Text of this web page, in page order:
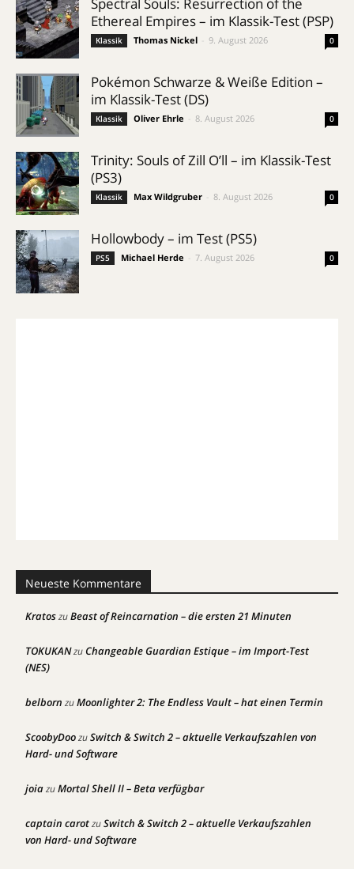
Ethereal Empires – im Klassik-Test (PSP)
Klassik Thomas Nickel 9. August 2026 0
Pokémon Schwarze & Weiße Edition –
im Klassik-Test (DS)
Klassik Oliver Ehrle 8. August 2026 0
Trinity: Souls of Zill O’ll – im Klassik-Test
(PS3)
Klassik Max Wildgruber 8. August 2026 0
Hollowbody – im Test (PS5)
PS5 Michael Herde 7. August 2026 0
Neueste Kommentare
KratoszuBeast of Reincarnation – die ersten 21 Minuten
TOKUKANzuChangeable Guardian Estique – im Import-Test
(NES)
belborn zuMoonlighter 2: The Endless Vault – hat einen Termin
ScoobyDoozuSwitch & Switch 2 – aktuelle Verkaufszahlen von
Hard- und Software
joiazuMortal Shell II – Beta verfügbar
captain carotzuSwitch & Switch 2 – aktuelle Verkaufszahlen
von Hard- und Software